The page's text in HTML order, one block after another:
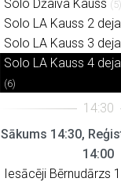
Solo Džaiva Kauss (5)
Solo LA Kauss 2
Solo LA Kauss 3
Solo LA Kauss 4
(6)
Sākums 14:30,
14:00
Iesācēji Bērnudārzs